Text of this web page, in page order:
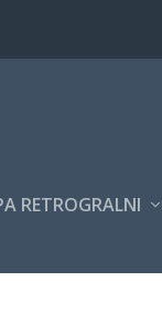
RETROGRALNI